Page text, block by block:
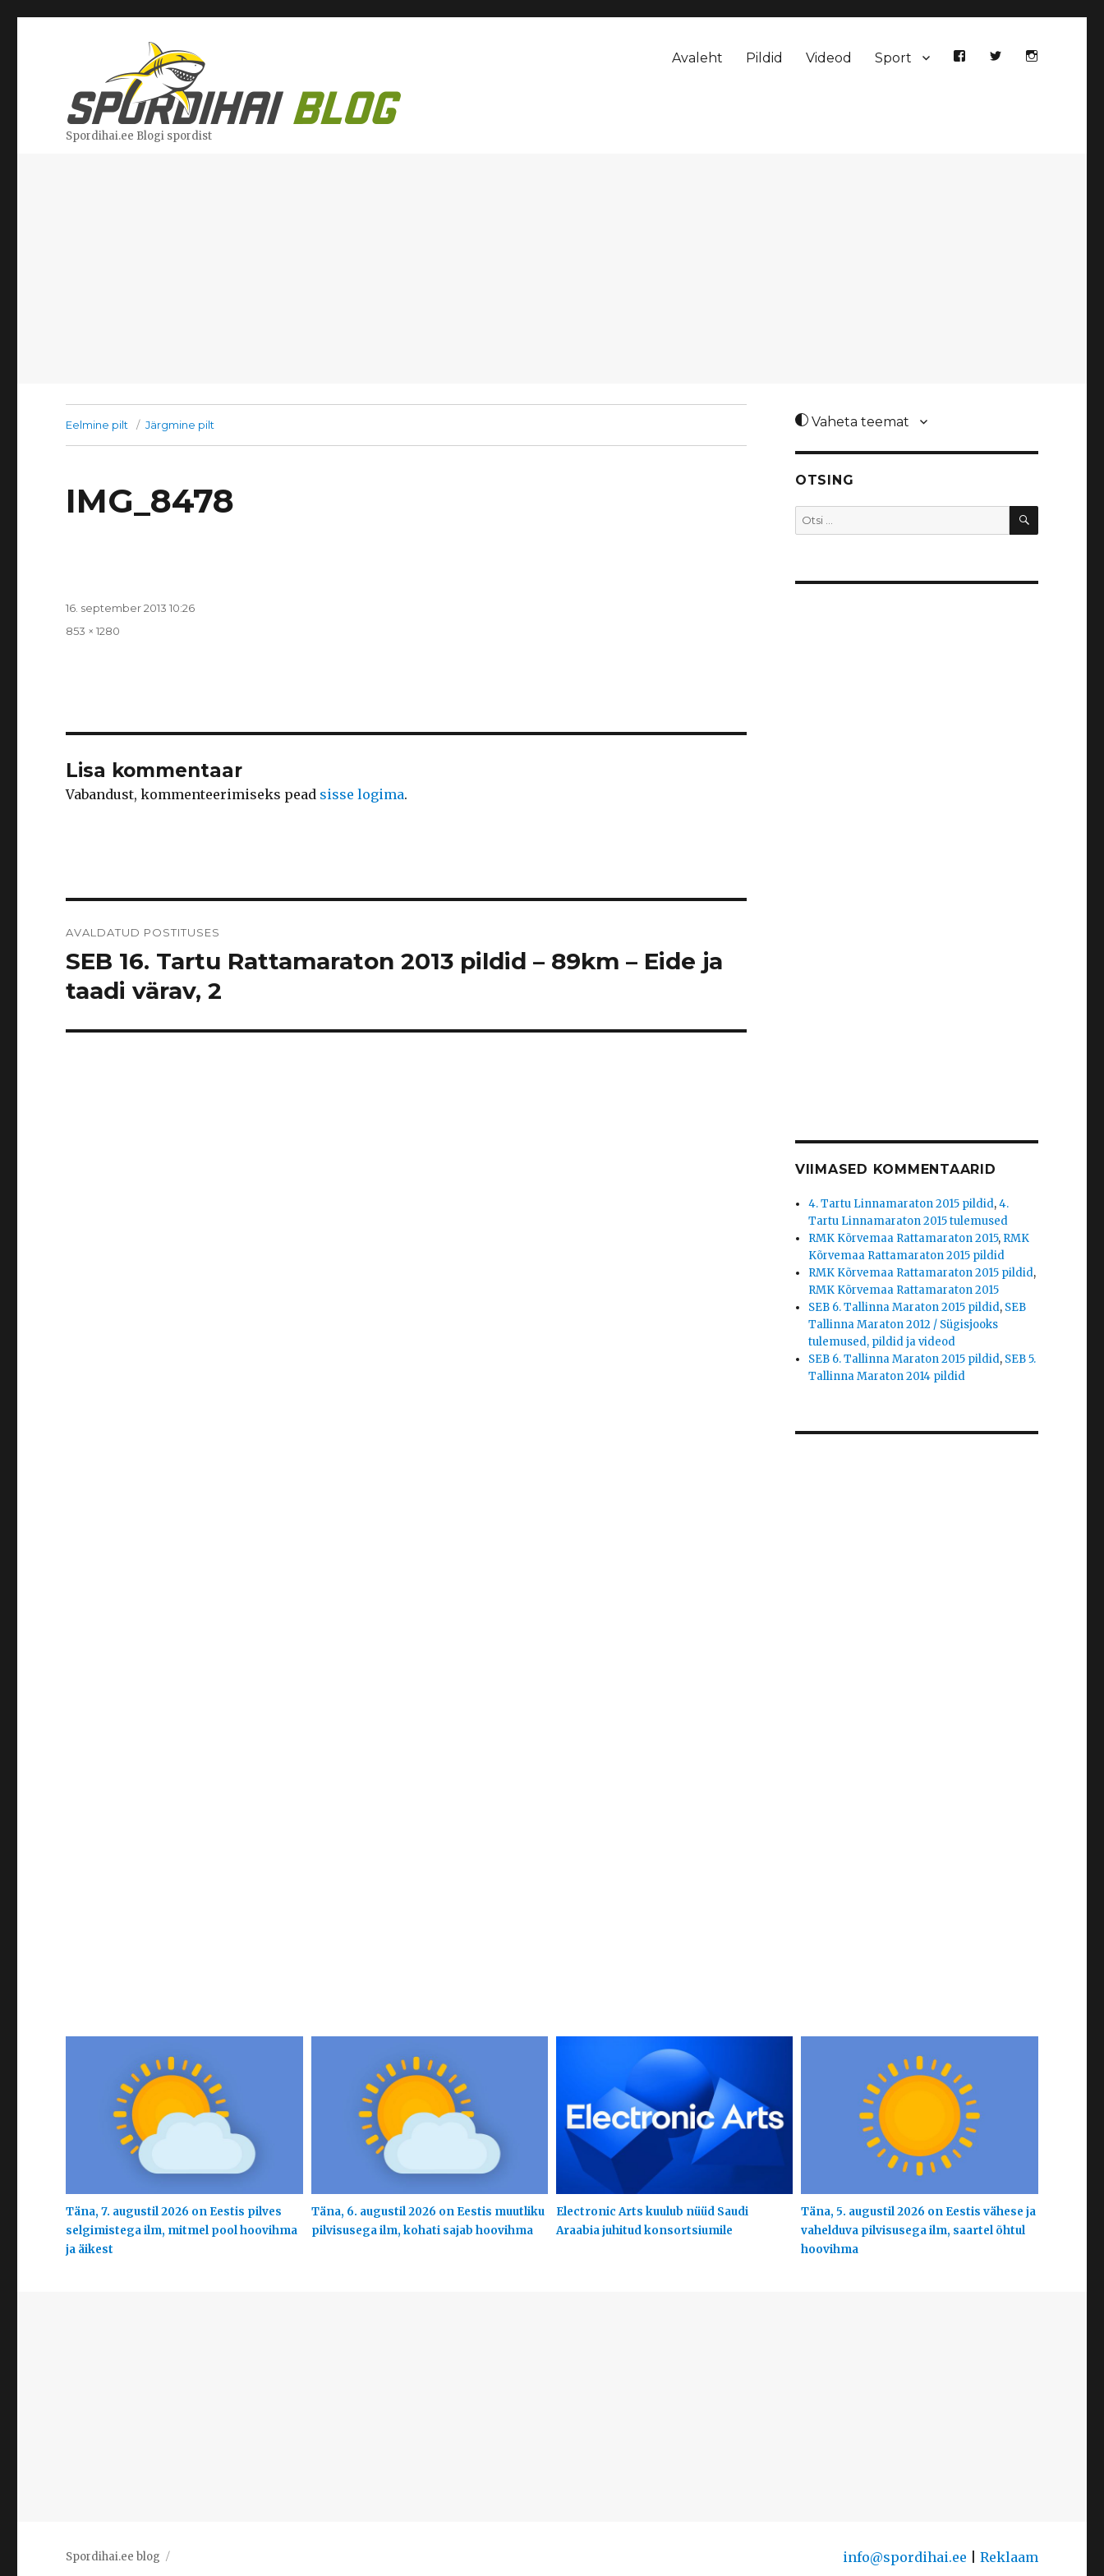
Spordihai.ee Blogi spordist
Avaleht Pildid Videod Sport
Eelmine pilt Järgmine pilt
IMG_8478
Postitatud
16. september 2013 10:26
Täissuurus
853 × 1280
Lisa kommentaar
Vabandust, kommenteerimiseks pead sisse logima.
AVALDATUD POSTITUSES
SEB 16. Tartu Rattamaraton 2013 pildid – 89km – Eide ja
taadi värav, 2
Vaheta teemat
OTSING
Otsi: OTSI
VIIMASED KOMMENTAARID
4. Tartu Linnamaraton 2015 pildid,4.
Tartu Linnamaraton 2015 tulemused
RMK Kõrvemaa Rattamaraton 2015, RMK
Kõrvemaa Rattamaraton 2015 pildid
RMK Kõrvemaa Rattamaraton 2015 pildid,
RMK Kõrvemaa Rattamaraton 2015
SEB 6. Tallinna Maraton 2015 pildid, SEB
Tallinna Maraton 2012 / Sügisjooks
tulemused, pildid ja videod
SEB 6. Tallinna Maraton 2015 pildid, SEB 5.
Tallinna Maraton 2014 pildid
Täna, 7. augustil 2026 on Eestis pilves
selgimistega ilm, mitmel pool hoovihma
ja äikest
Täna, 6. augustil 2026 on Eestis muutliku
pilvisusega ilm, kohati sajab hoovihma
Electronic Arts kuulub nüüd Saudi
Araabia juhitud konsortsiumile
Täna, 5. augustil 2026 on Eestis vähese ja
vahelduva pilvisusega ilm, saartel õhtul
hoovihma
Spordihai.ee blog info@spordihai.ee Reklaam